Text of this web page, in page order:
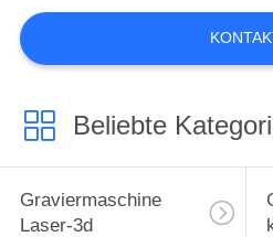
Beliebte
Graviermaschine
Laser-3d